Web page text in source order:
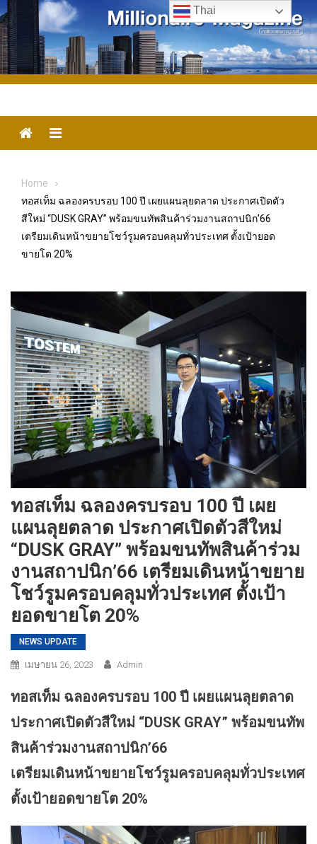
Skip
to
content
Menu
Home
ทอสเท็ม ฉลองครบรอบ 100 ปี เผยแผนลุยตลาด ประกาศเปิดตัว
สีใหม่ “DUSK GRAY” พร้อมขนทัพสินค้าร่วมงานสถาปนิก’66
เตรียมเดินหน้าขยายโชว์รูมครอบคลุมทั่วประเทศ ตั้งเป้ายอด
ขายโต 20%
ทอสเท็ม ฉลองครบรอบ 100 ปี เผย
แผนลุยตลาด ประกาศเปิดตัวสีใหม่
“DUSK GRAY” พร้อมขนทัพสินค้าร่วม
งานสถาปนิก’66 เตรียมเดินหน้าขยาย
โชว์รูมครอบคลุมทั่วประเทศ ตั้งเป้า
ยอดขายโต 20%
NEWS UPDATE
เมษายน 26, 2023 Admin
ทอสเท็ม ฉลองครบรอบ 100 ปี เผยแผนลุยตลาด
ประกาศเปิดตัวสีใหม่ “DUSK GRAY” พร้อมขนทัพ
สินค้าร่วมงานสถาปนิก’66
เตรียมเดินหน้าขยายโชว์รูมครอบคลุมทั่วประเทศ
ตั้งเป้ายอดขายโต 20%
Thai